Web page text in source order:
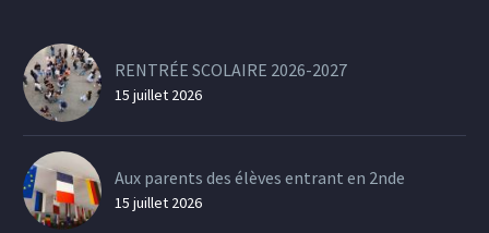
RENTRÉE SCOLAIRE 2026-2027
15 juillet 2026
Aux parents des élèves entrant en 2nde
15 juillet 2026